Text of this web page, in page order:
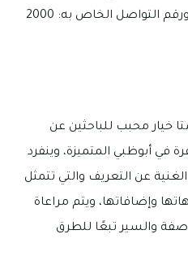
6 صباحًا إلى 11 مساءً كل يوم، ورقم التواصل الخاص به: 2000
خيار محبب للباحثين عن
في أبوظبي المتميزة، وينفرد
عن التعريف والتي تتمثل
وإضافاتها، ويتم مراعاة
والسير تبعًا للطرق